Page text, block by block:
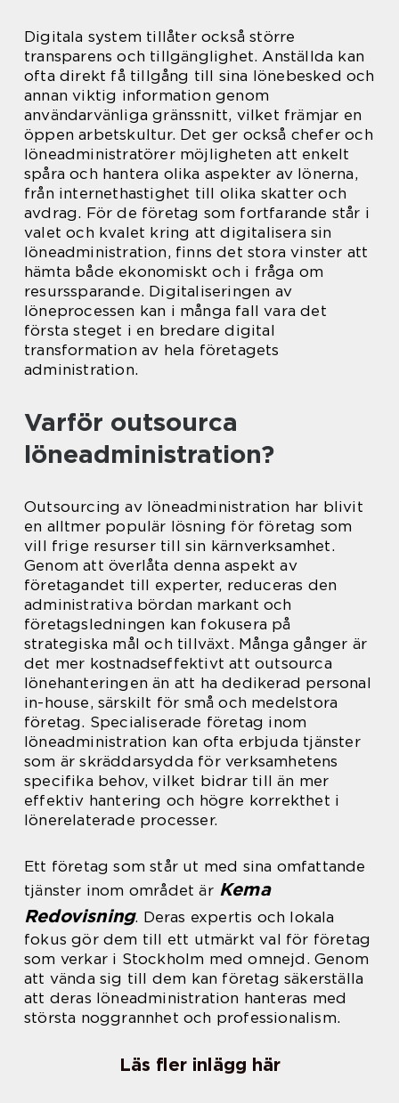
Digitala system tillåter också större
transparens och tillgänglighet. Anställda kan
ofta direkt få tillgång till sina lönebesked och
annan viktig information genom
användarvänliga gränssnitt, vilket främjar en
öppen arbetskultur. Det ger också chefer och
löneadministratörer möjligheten att enkelt
spåra och hantera olika aspekter av lönerna,
från internethastighet till olika skatter och
avdrag. För de företag som fortfarande står i
valet och kvalet kring att digitalisera sin
löneadministration, finns det stora vinster att
hämta både ekonomiskt och i fråga om
resurssparande. Digitaliseringen av
löneprocessen kan i många fall vara det
första steget i en bredare digital
transformation av hela företagets
administration.
Varför outsourca
löneadministration?
Outsourcing av löneadministration har blivit
en alltmer populär lösning för företag som
vill frige resurser till sin kärnverksamhet.
Genom att överlåta denna aspekt av
företagandet till experter, reduceras den
administrativa bördan markant och
företagsledningen kan fokusera på
strategiska mål och tillväxt. Många gånger är
det mer kostnadseffektivt att outsourca
lönehanteringen än att ha dedikerad personal
in-house, särskilt för små och medelstora
företag. Specialiserade företag inom
löneadministration kan ofta erbjuda tjänster
som är skräddarsydda för verksamhetens
specifika behov, vilket bidrar till än mer
effektiv hantering och högre korrekthet i
lönerelaterade processer.
Ett företag som står ut med sina omfattande
tjänster inom området ärKema
Redovisning. Deras expertis och lokala
fokus gör dem till ett utmärkt val för företag
som verkar i Stockholm med omnejd. Genom
att vända sig till dem kan företag säkerställa
att deras löneadministration hanteras med
största noggrannhet och professionalism.
Läs fler inlägg här